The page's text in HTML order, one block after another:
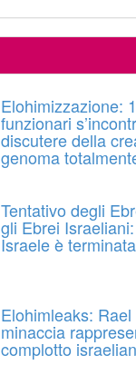
Elohimizzazione:
funzionari
discutere della
genoma
Tentativo degli
gli Ebrei
Israele è terminata
Elohimleaks:
minaccia
complotto